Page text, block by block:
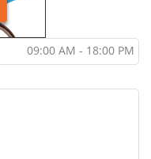
09:00 AM - 18:00 PM